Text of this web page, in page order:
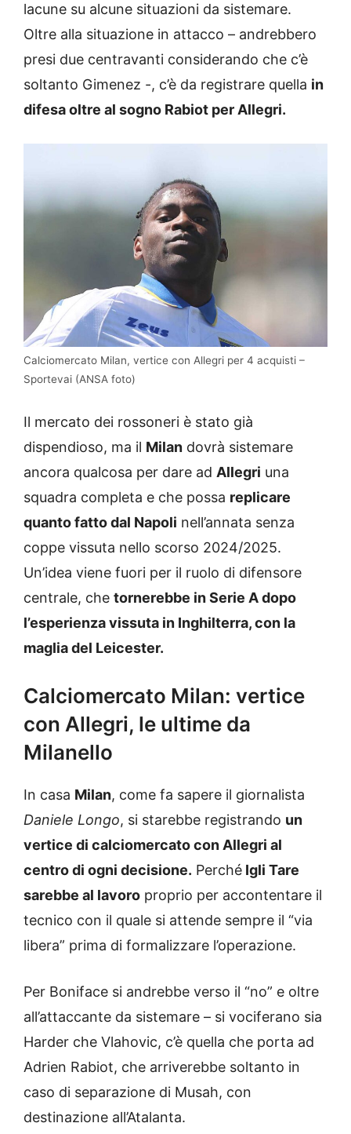
lacune su alcune situazioni da sistemare.
Oltre alla situazione in attacco – andrebbero
presi due centravanti considerando che c’è
soltanto Gimenez -, c’è da registrare quella in
difesa oltre al sogno Rabiot per Allegri.
Calciomercato Milan, vertice con Allegri per 4 acquisti –
Sportevai (ANSA foto)
Il mercato dei rossoneri è stato già
dispendioso, ma il Milan dovrà sistemare
ancora qualcosa per dare ad Allegri una
squadra completa e che possa replicare
quanto fatto dal Napoli nell’annata senza
coppe vissuta nello scorso 2024/2025.
Un’idea viene fuori per il ruolo di difensore
centrale, che tornerebbe in Serie A dopo
l’esperienza vissuta in Inghilterra, con la
maglia del Leicester.
Calciomercato Milan: vertice
con Allegri, le ultime da
Milanello
In casa Milan, come fa sapere il giornalista
Daniele Longo, si starebbe registrando un
vertice di calciomercato con Allegri al
centro di ogni decisione. Perché Igli Tare
sarebbe al lavoro proprio per accontentare il
tecnico con il quale si attende sempre il “via
libera” prima di formalizzare l’operazione.
Per Boniface si andrebbe verso il “no” e oltre
all’attaccante da sistemare – si vociferano sia
Harder che Vlahovic, c’è quella che porta ad
Adrien Rabiot, che arriverebbe soltanto in
caso di separazione di Musah, con
destinazione all’Atalanta.